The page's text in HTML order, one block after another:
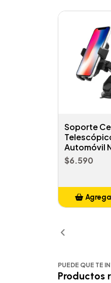
Soporte
Automóvil
$6.590
PUEDE QUE TE
Productos